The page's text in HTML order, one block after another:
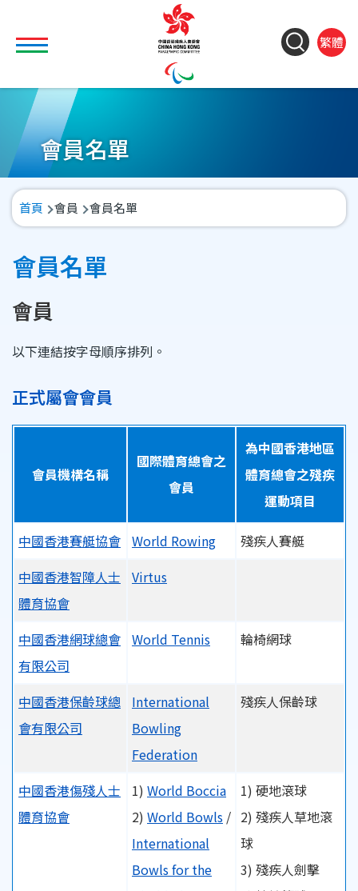
&
Font
繁體
Toggle main menu visibility
會員名單
導
航
連
結
首頁 會員 會員名單
會員名單
會員
以下連結按字母順序排列。
正式屬會會員
會員機構名稱
國際體育總會之
會員
為中國香港地區
體育總會之殘疾
運動項目
中國香港賽艇協會 World Rowing
殘疾人賽艇
中國香港智障人士
體育協會
Virtus
中國香港網球總會
有限公司
World Tennis 輪椅網球
中國香港保齡球總
會有限公司
International
Bowling
Federation
殘疾人保齡球
中國香港傷殘人士
體育協會
1) World Boccia
2) World Bowls /
International
Bowls for the
1) 硬地滾球
2) 殘疾人草地滾
球
3) 殘疾人劍擊